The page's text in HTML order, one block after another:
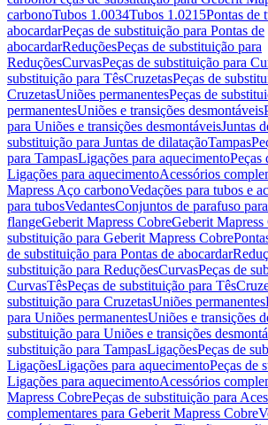
carbonoTubos 1.0034Tubos 1.0215Pontas de
abocardarPeças de substituição para Pontas de
abocardarReduçõesPeças de substituição para
ReduçõesCurvasPeças de substituição para
substituição para TêsCruzetasPeças de
CruzetasUniões permanentesPeças de
permanentesUniões e transições desmontáveis
para Uniões e transições desmontáveisJuntas
substituição para Juntas de dilataçãoTampas
para TampasLigações para aquecimentoPeças
Ligações para aquecimentoAcessórios
Mapress Aço carbonoVedações para tubos e
para tubosVedantesConjuntos de parafuso
flangeGeberit Mapress CobreGeberit Mapress
substituição para Geberit Mapress Cobre
de substituição para Pontas de abocardar
substituição para ReduçõesCurvasPeças de
CurvasTêsPeças de substituição para Tês
substituição para CruzetasUniões permanentes
para Uniões permanentesUniões e transições
substituição para Uniões e transições
substituição para TampasLigaçõesPeças de
LigaçõesLigações para aquecimentoPeças de
Ligações para aquecimentoAcessórios
Mapress CobrePeças de substituição para
complementares para Geberit Mapress Cobre